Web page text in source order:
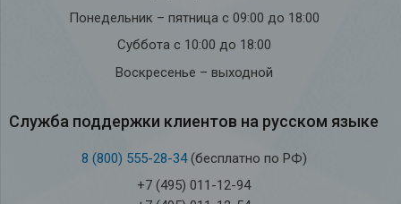
Понедельник – пятница с 09:00 до 18:00
Суббота с 10:00 до 18:00
Воскресенье – выходной
Служба под­держки кли­ен­тов на рус­ском языке
8 (800) 555-28-34(бесплатно по РФ)
+7 (495) 011-12-94